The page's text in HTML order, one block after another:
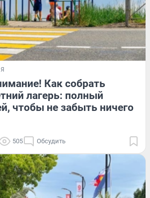
Как собрать
лагерь: полный
чтобы не забыть ничего
505 Обсудить